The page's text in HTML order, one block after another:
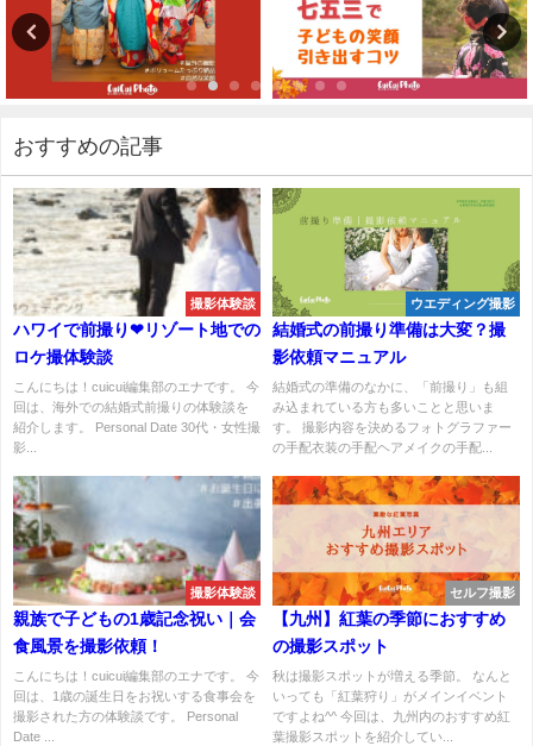
おすすめの記事
撮影体験談
ハワイで前撮り❤リゾート地での
ロケ撮体験談
こんにちは！cuicui編集部のエナです。 今
回は、海外での結婚式前撮りの体験談を
紹介します。 Personal Date 30代・女性撮
影...
ウエディング撮影
結婚式の前撮り準備は大変？撮
影依頼マニュアル
結婚式の準備のなかに、「前撮り」も組
み込まれている方も多いことと思いま
す。 撮影内容を決めるフォトグラファー
の手配衣装の手配ヘアメイクの手配...
撮影体験談
親族で子どもの1歳記念祝い｜会
食風景を撮影依頼！
こんにちは！cuicui編集部のエナです。 今
回は、1歳の誕生日をお祝いする食事会を
撮影された方の体験談です。 Personal
Date ...
セルフ撮影
【九州】紅葉の季節におすすめ
の撮影スポット
秋は撮影スポットが増える季節。 なんと
いっても「紅葉狩り」がメインイベント
ですよね^^ 今回は、九州内のおすすめ紅
葉撮影スポットを紹介してい...